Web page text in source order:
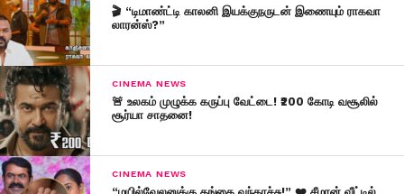
🎬 “டிமாண்ட்டி காலனி இயக்குநருடன் இணையும் ராகவா
லாரன்ஸ்?”
CINEMA NEWS
🚨 உலகம் முழுக்க கருப்பு வேட்டை! ₹200 கோடி வசூலில்
சூர்யா சாதனை!
CINEMA NEWS